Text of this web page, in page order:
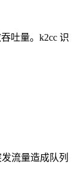
吐量。k2cc 识
流量造成队列